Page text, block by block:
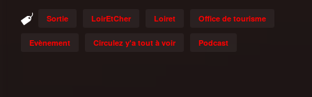
Sortie LoirEtCher Loiret Office de tourisme
Evènement Circulez y'a tout à voir Podcast